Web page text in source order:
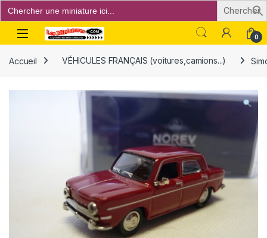
Search
for:
Open 0
Accueil VÉHICULES FRANÇAIS (voitures,camions...)